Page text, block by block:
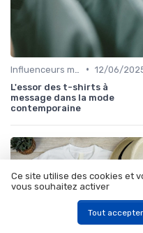
• 12/06/
L'essor des t-shirts à
message dans la mode
contemporaine
Ce site utilise des cookies et
vous souhaitez activer
Tout accepter